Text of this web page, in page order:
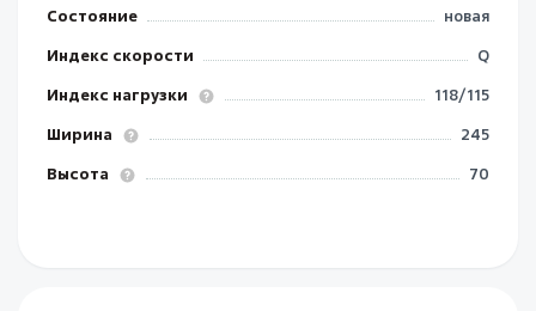
Состояние
новая
Индекс скорости
Q
Индекс нагрузки
118/115
Ширина
245
Высота
70